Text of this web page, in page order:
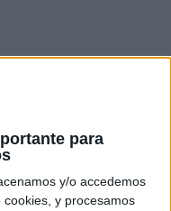
para
y/o accedemos
y procesamos